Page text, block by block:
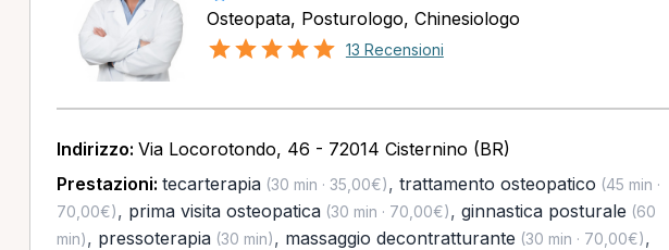
Osteopata, Posturologo, Chinesiologo
13 Recensioni
Indirizzo: Via Locorotondo, 46 - 72014 Cisternino (BR)
Prestazioni: tecarterapia(30 min · 35,00€), trattamento osteopatico (45 min ·
70,00€), prima visita osteopatica(30 min · 70,00€), ginnastica posturale (60
min), pressoterapia(30 min), massaggio decontratturante (30 min · 70,00€),